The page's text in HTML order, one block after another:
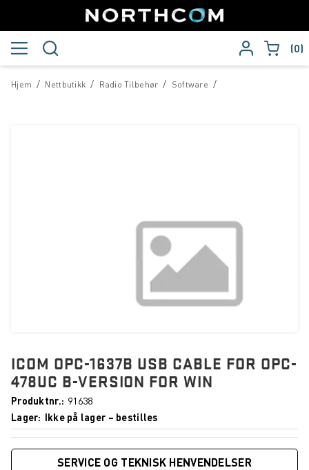
0
/
Hjem /
Nettbutikk /
Radio Tilbehør /
Software
ICOM OPC-1637B USB CABLE FOR OPC-
478UC B-VERSION FOR WIN
Produktnr.
91638
Lager
Ikke på lager – bestilles
SERVICE OG TEKNISK HENVENDELSER